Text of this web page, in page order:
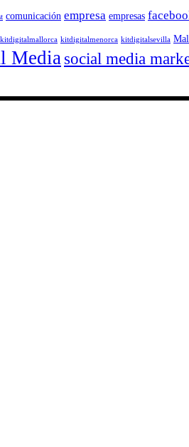
comunicación empresa empresas
kitdigitalmallorca kitdigitalmenorca kitdigitalsevilla
Mediasocial media